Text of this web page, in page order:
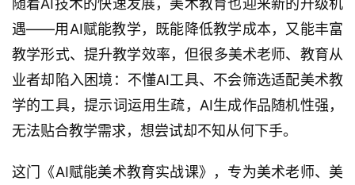
随着AI技术的快速发展，美术教育也迎来新的升级机
遇——用AI赋能教学，既能降低教学成本，又能丰富
教学形式、提升教学效率，但很多美术老师、教育从
业者却陷入困境：不懂AI工具、不会筛选适配美术教
学的工具，提示词运用生疏，AI生成作品随机性强，
无法贴合教学需求，想尝试却不知从何下手。
这门《AI赋能美术教育实战课》，专为美术老师、美